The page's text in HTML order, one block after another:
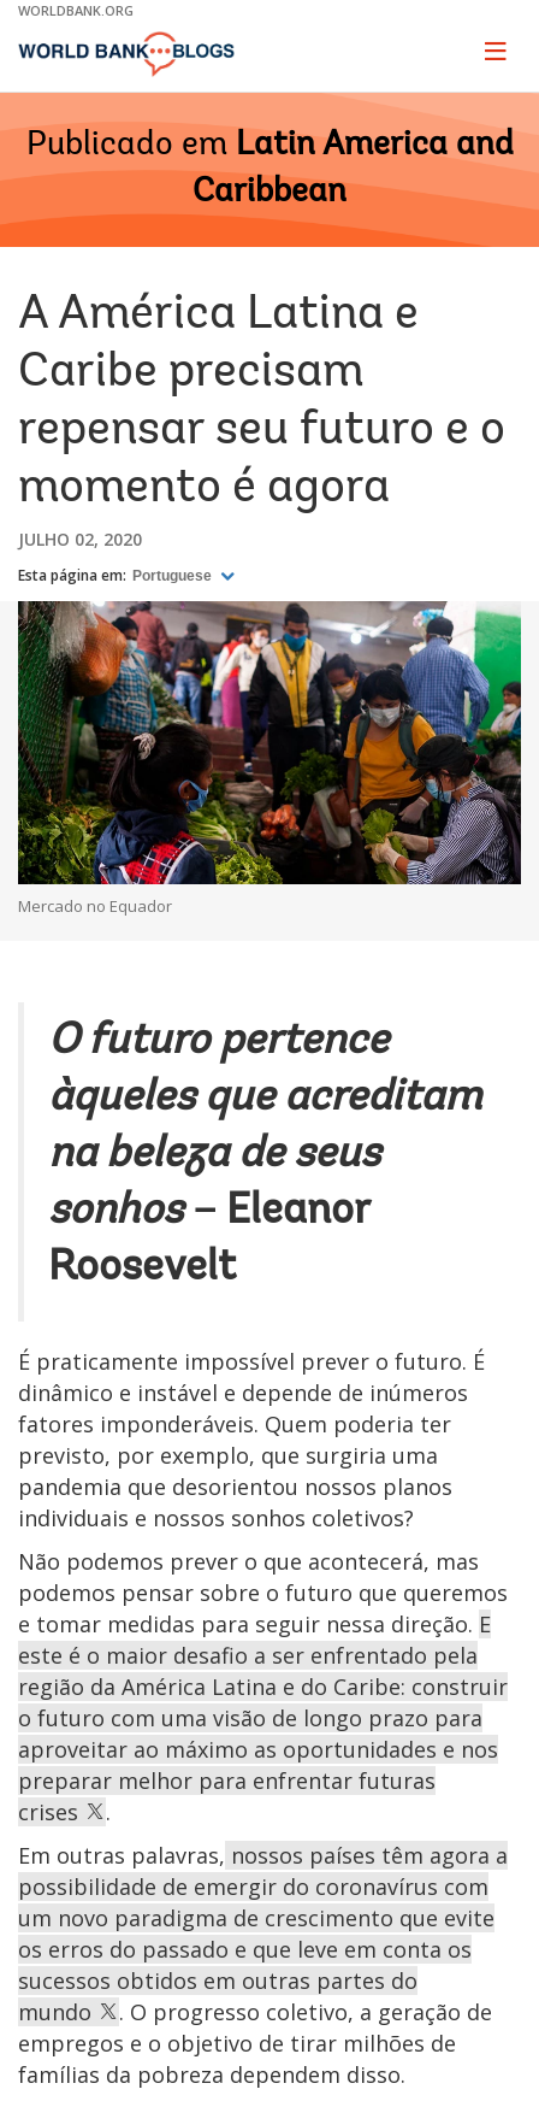
Skip
Main
WORLDBANK.ORG
Page
Publicado em Latin America and
Caribbean
A América Latina e
Caribe precisam
repensar seu futuro e o
momento é agora
JULHO 02, 2020
Esta página em: Portuguese
Mercado no Equador
O futuro pertence
àqueles que acreditam
na beleza de seus
sonhos– Eleanor
Roosevelt
É praticamente impossível prever o futuro. É
dinâmico e instável e depende de inúmeros
fatores imponderáveis. Quem poderia ter
previsto, por exemplo, que surgiria uma
pandemia que desorientou nossos planos
individuais e nossos sonhos coletivos?
Não podemos prever o que acontecerá, mas
podemos pensar sobre o futuro que queremos
e tomar medidas para seguir nessa direção. E
este é o maior desafio a ser enfrentado pela
região da América Latina e do Caribe: construir
o futuro com uma visão de longo prazo para
aproveitar ao máximo as oportunidades e nos
preparar melhor para enfrentar futuras
crises
.
Em outras palavras, nossos países têm agora a
possibilidade de emergir do coronavírus com
um novo paradigma de crescimento que evite
os erros do passado e que leve em conta os
sucessos obtidos em outras partes do
mundo
. O progresso coletivo, a geração de
empregos e o objetivo de tirar milhões de
famílias da pobreza dependem disso.